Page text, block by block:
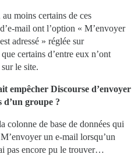
au moins certains de ces
mail ont l’option « M’envoyer
adressé » réglée sur
certains d’entre eux n’ont
le site.
empêcher Discourse d’envoyer
d’un groupe ?
colonne de base de données qui
un e-mail lorsqu’un
pas encore pu le trouver…